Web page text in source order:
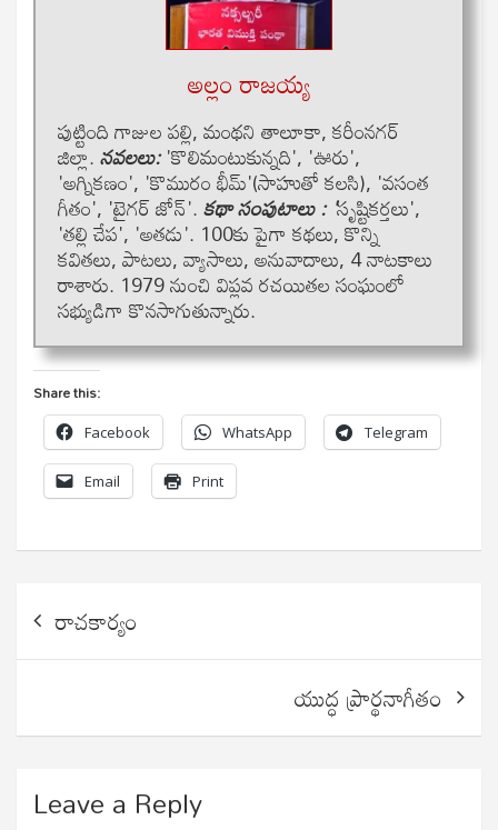
అల్లం రాజ‌య్య‌
పుట్టింది గాజుల ప‌ల్లి, మంథ‌ని తాలూకా, క‌రీంన‌గ‌ర్
జిల్లా.న‌వ‌ల‌లు:'కొలిమంటుకున్నది', 'ఊరు',
'అగ్నికణం', 'కొమురం భీమ్'(సాహుతో కలసి), 'వసంత
గీతం', 'టైగర్ జోన్'.కథా సంపుటాలు: 'సృష్టికర్తలు',
'తల్లి చేప', 'అతడు'. 100కు పైగా క‌థ‌లు, కొన్ని
క‌విత‌లు, పాట‌లు, వ్యాసాలు, అనువాదాలు, 4 నాట‌కాలు
రాశారు. 1979 నుంచి విప్ల‌వ ర‌చ‌యిత‌ల సంఘంలో
స‌భ్యుడిగా కొన‌సాగుతున్నారు.
Share this:
Facebook WhatsApp Telegram
Email Print
navigation
రాచకార్యం
యుద్ధ ప్రార్థనాగీతం
Leave a Reply